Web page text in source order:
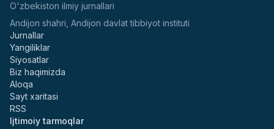
O'zbekiston ilmiy jurnallari
Andijon shahri, Andijon davlat tibbiyot instituti
Jurnallar
Yangiliklar
Siyosatlar
Biz haqimizda
Aloqa
Sayt xaritasi
RSS
Ijtimoiy tarmoqlar